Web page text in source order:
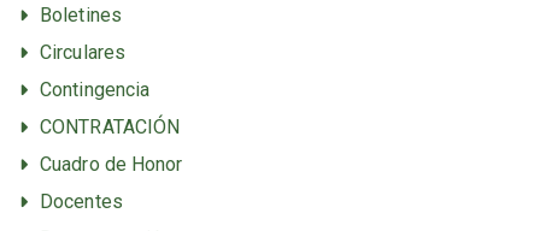
Boletines
Circulares
Contingencia
CONTRATACIÓN
Cuadro de Honor
Docentes